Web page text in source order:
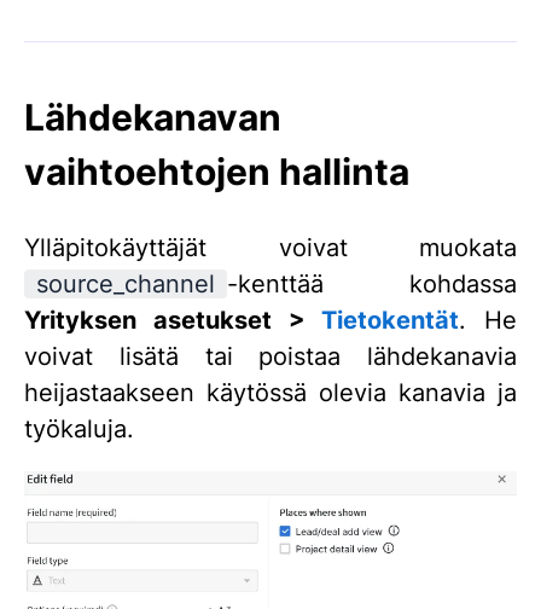
Lähdekanavan
vaihtoehtojen hallinta
Ylläpitokäyttäjät voivat muokata
source_channel -kenttää kohdassa
Yrityksen asetukset >Tietokentät. He
voivat lisätä tai poistaa lähdekanavia
heijastaakseen käytössä olevia kanavia ja
työkaluja.